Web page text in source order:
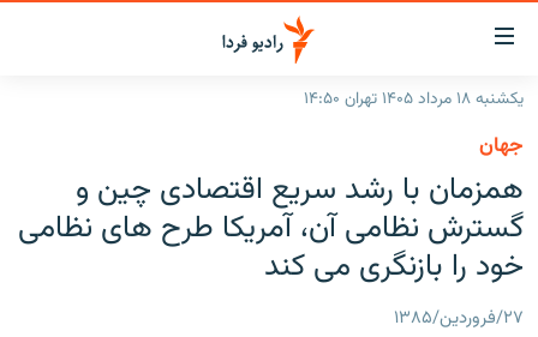
لینک‌های
قابلیت
دسترسی
بازگشت
منوی
اصلی
رفتن
صفحه
جهان
رادیو
یکشنبه ۱۸ مرداد ۱۴۰۵ تهران ۱۴:۵۰
جهان
همزمان با رشد سریع اقتصادی چین و
گسترش نظامی آن، آمریکا طرح های نظامی
خود را بازنگری می کند
۲۷/فروردین/۱۳۸۵